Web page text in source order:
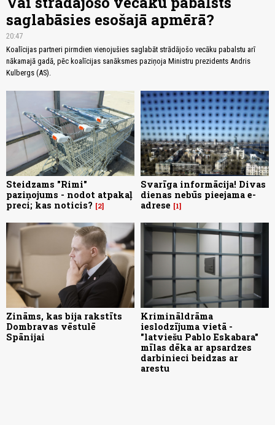
saglabāsies esošajā apmērā?
20:47
Koalīcijas partneri pirmdien vienojušies saglabāt strādājošo vecāku pabalstu arī
nākamajā gadā, pēc koalīcijas sanāksmes paziņoja Ministru prezidents Andris
Kulbergs (AS).
Steidzams "Rimi"
paziņojums - nodot atpakaļ
preci; kas noticis?
2
Svarīga informācija! Divas
dienas nebūs pieejama e-
adrese
1
Zināms, kas bija rakstīts
Dombravas vēstulē
Spānijai
Krimināldrāma
ieslodzījuma vietā -
"latviešu Pablo Eskabara"
mīlas dēka ar apsardzes
darbinieci beidzas ar
arestu